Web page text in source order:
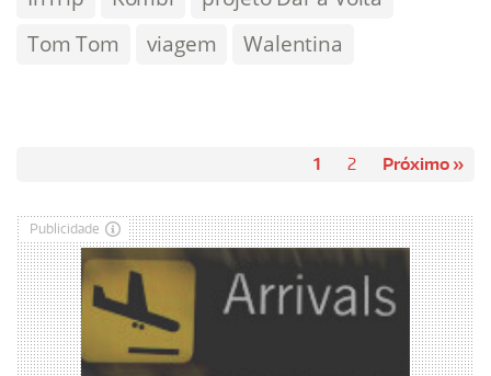
Tom Tom
viagem Walentina
1 2 Próximo »
Publicidade